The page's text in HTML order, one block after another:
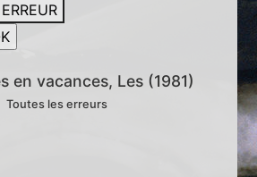
en vacances, Les (1981)
Toutes les erreurs